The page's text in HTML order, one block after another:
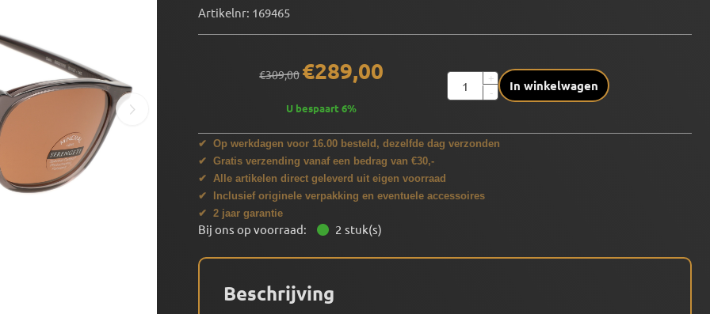
Artikelnr: 169465
€309,00 €289,00
U bespaart6%
Aantal
+
-
In winkelwagen
✔ Op werkdagen voor 16.00 besteld, dezelfde dag verzonden
✔ Gratis verzending vanaf een bedrag van €30,-
✔ Alle artikelen direct geleverd uit eigen voorraad
✔ Inclusief originele verpakking en eventuele accessoires
✔ 2 jaar garantie
Bij ons op voorraad: 2 stuk(s)
Beschrijving